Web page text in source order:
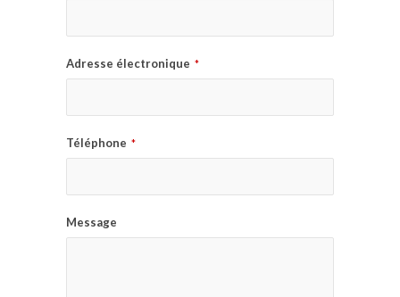
Adresse électronique *
Téléphone *
Message